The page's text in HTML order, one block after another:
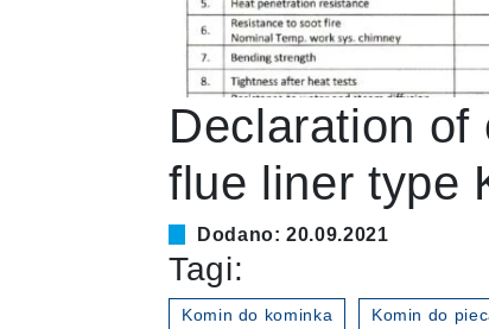
Declaration of
flue liner type
Dodano: 20.09.2021
Tagi:
Komin do kominka Komin do